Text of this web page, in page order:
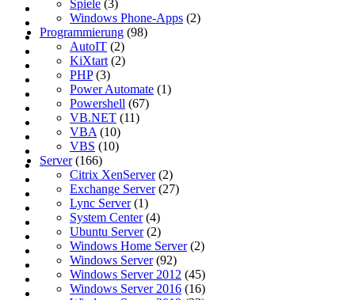
Spiele (3)
Windows Phone-Apps (2)
Programmierung (98)
AutoIT (2)
KiXtart (2)
PHP(3)
Power Automate (1)
Powershell (67)
VB.NET (11)
VBA (10)
VBS (10)
Server(166)
Citrix XenServer(2)
Exchange Server(27)
Lync Server(1)
System Center(4)
Ubuntu Server(2)
Windows Home Server(2)
Windows Server(92)
Windows Server 2012 (45)
Windows Server 2016 (16)